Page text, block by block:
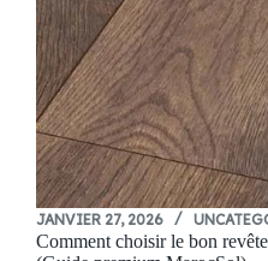
JANVIER 27, 2026
Comment choisir le bon